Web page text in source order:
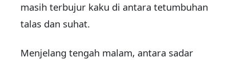
masih terbujur kaku di antara tetumbuhan
talas dan suhat.
Menjelang tengah malam, antara sadar